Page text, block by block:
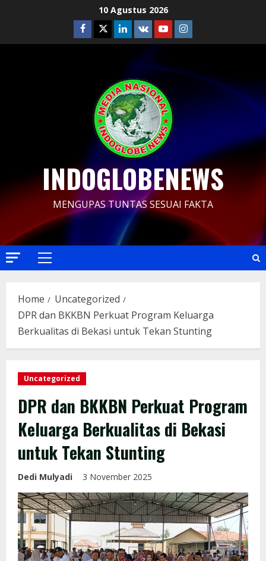
10 Agustus 2026
Facebook
TwitterLinkedin
VK YoutubeInstagram
INDOGLOBENEWS
MENGUPAS TUNTAS SESUAI FAKTA
Primary
Home
Uncategorized
DPR dan BKKBN Perkuat Program Keluarga
Berkualitas di Bekasi untuk Tekan Stunting
Uncategorized
DPR dan BKKBN Perkuat Program
Keluarga Berkualitas di Bekasi
untuk Tekan Stunting
Dedi Mulyadi 3 November 2025